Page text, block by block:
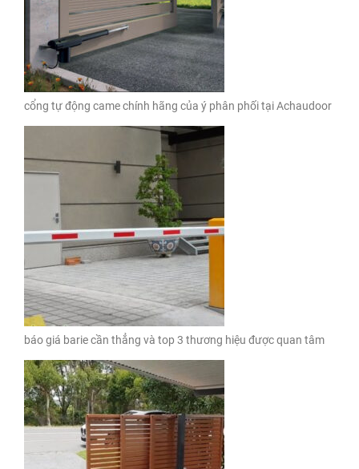
cổng tự động came chính hãng của ý phân phối tại Achaudoor
báo giá barie cần thẳng và top 3 thương hiệu được quan tâm